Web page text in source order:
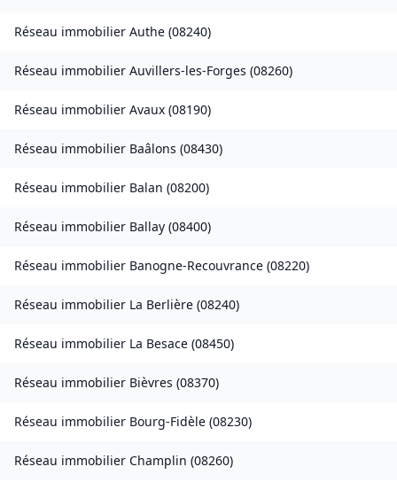
Réseau immobilier Authe (08240)
Réseau immobilier Auvillers-les-Forges (08260)
Réseau immobilier Avaux (08190)
Réseau immobilier Baâlons (08430)
Réseau immobilier Balan (08200)
Réseau immobilier Ballay (08400)
Réseau immobilier Banogne-Recouvrance (08220)
Réseau immobilier La Berlière (08240)
Réseau immobilier La Besace (08450)
Réseau immobilier Bièvres (08370)
Réseau immobilier Bourg-Fidèle (08230)
Réseau immobilier Champlin (08260)